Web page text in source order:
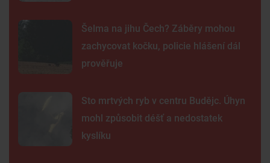
Šelma na jihu Čech? Záběry mohou
zachycovat kočku, policie hlášení dál
prověřuje
Sto mrtvých ryb v centru Budějc. Úhyn
mohl způsobit déšť a nedostatek
kyslíku